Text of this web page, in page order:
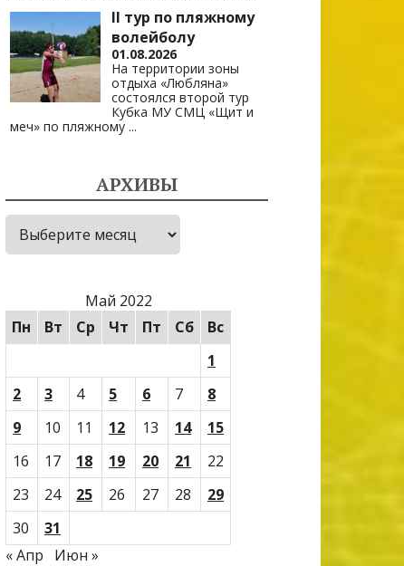
II тур по пляжному
волейболу
01.08.2026
На территории зоны
отдыха «Любляна»
состоялся второй тур
Кубка МУ СМЦ «Щит и
меч» по пляжному ...
АРХИВЫ
Архивы
Май 2022
Пн
Вт Ср Чт Пт Сб
Вс
1
2
3 4 5 6 7
8
9
10 11 12 13 14
15
16
17 18 19 20 21
22
23
24 25 26 27 28
29
30
31
« Апр
Июн »